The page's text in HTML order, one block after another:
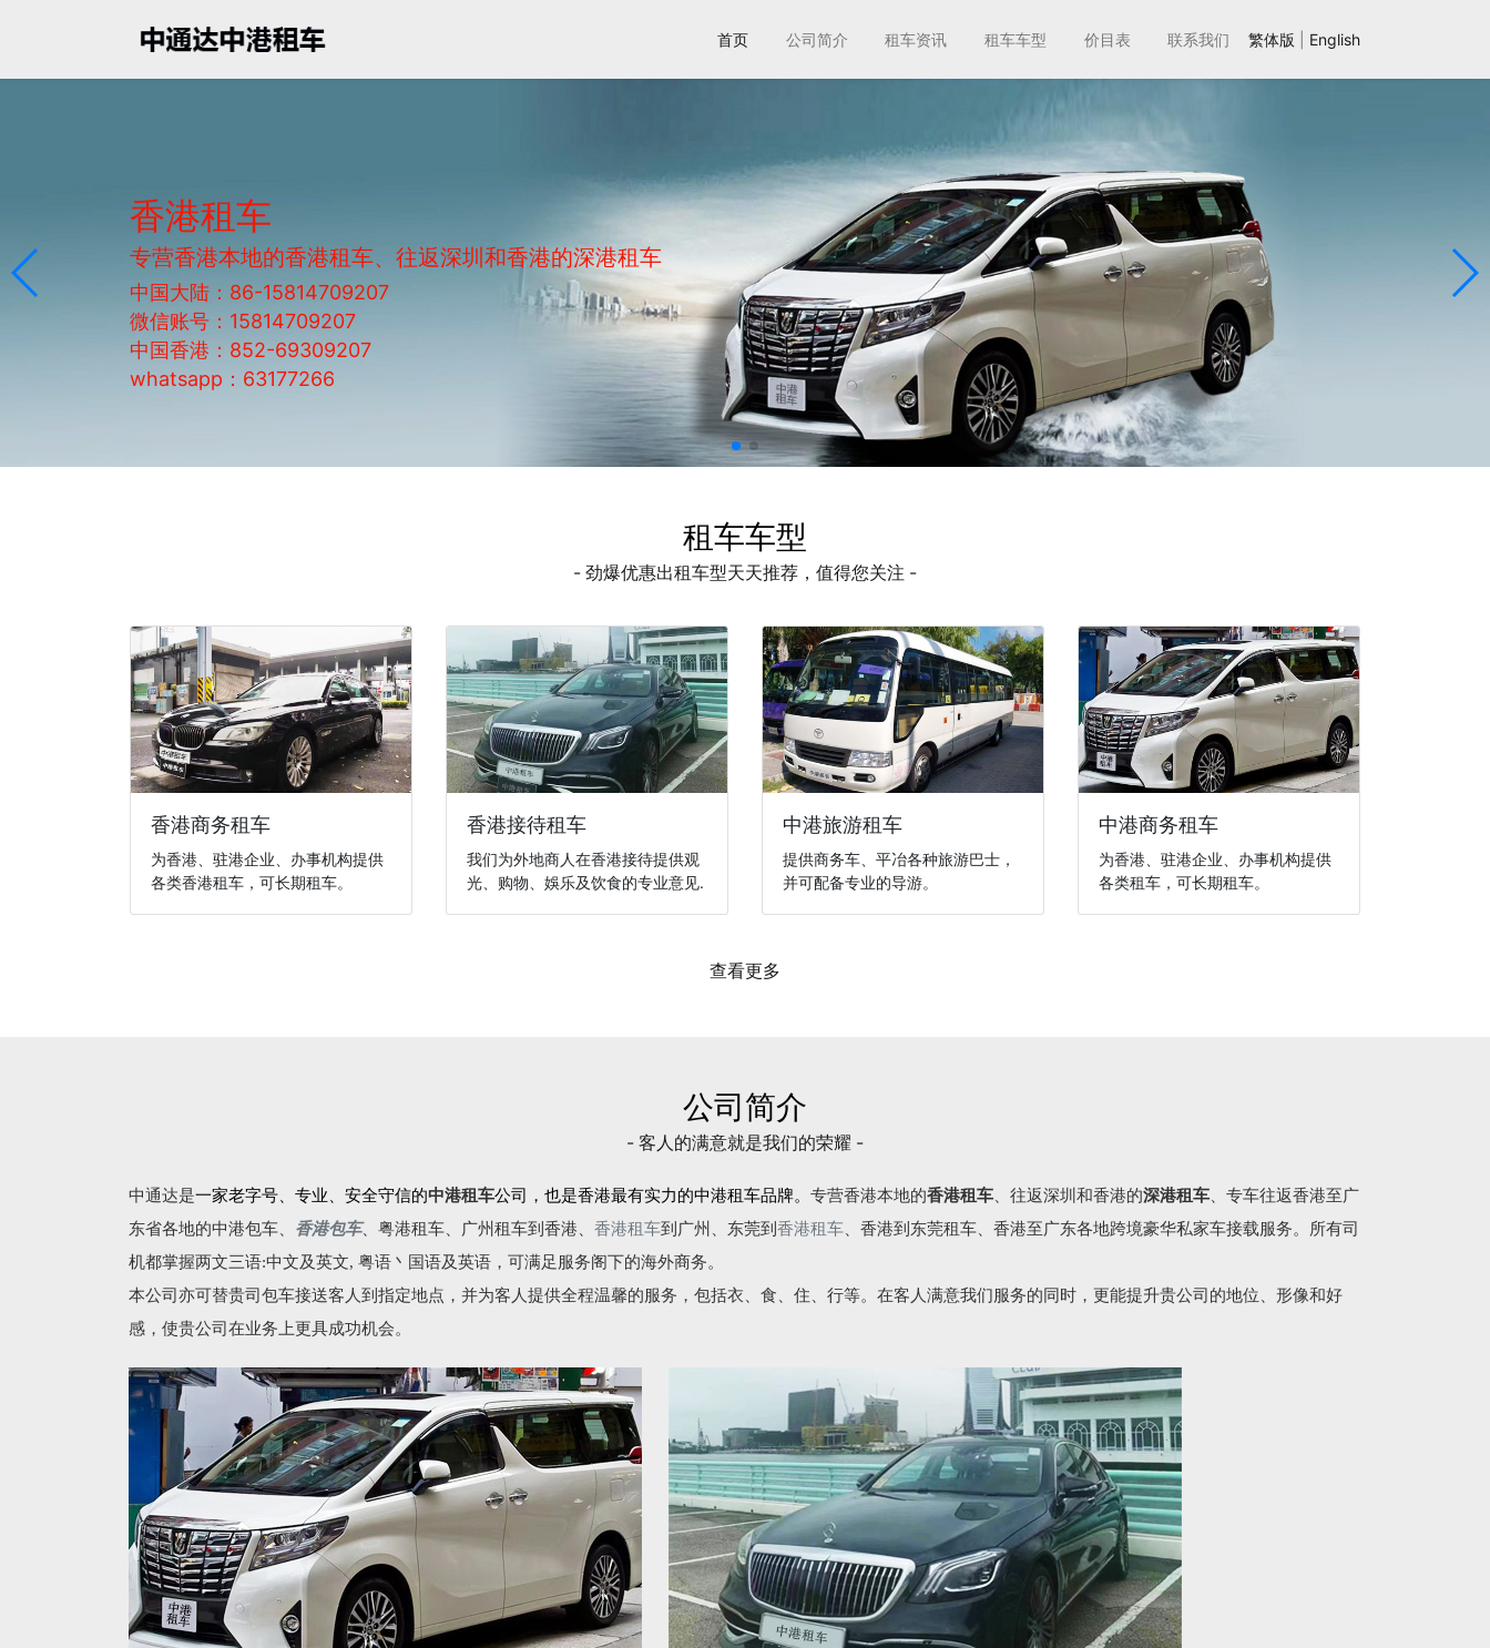
首页 公司简介 租车资讯 租车车型 价目表 联系我们 繁体版 English
香港租车
专营香港本地的香港租车、往返深圳和香港的深港租车
中国大陆：86-15814709207
微信账号：15814709207
中国香港：852-69309207
whatsapp：63177266
租车车型
- 劲爆优惠出租车型天天推荐，值得您关注 -
香港商务租车
为香港、驻港企业、办事机构提供
各类香港租车，可长期租车。
香港接待租车
我们为外地商人在香港接待提供观
光、购物、娛乐及饮食的专业意见.
中港旅游租车
提供商务车、平冶各种旅游巴士，
并可配备专业的导游。
中港商务租车
为香港、驻港企业、办事机构提供
各类租车，可长期租车。
查看更多
公司简介
- 客人的满意就是我们的荣耀 -
中通达是一家老字号、专业、安全守信的中港租车公司，也是香港最有实力的中港租车品牌。 专营香港本地的香港租车 、往返深圳和香港的深港租车 、专车往返香港至广
东省各地的中港包车 香港包车、 粤港租车 、广州租车到香港、 香港租车到广州、东莞到 香港租车 、香港到东莞租车、香港至广东各地跨境豪华私家车接载服务。所有司
机都掌握两文三语:中文及英文, 粤语丶国语及英语，可满足服务阁下的海外商务。
本公司亦可替贵司包车接送客人到指定地点，并为客人提供全程温馨的服务，包括衣、食、住、行等。在客人满意我们服务的同时，更能提升贵公司的地位、形像和好
感，使贵公司在业务上更具成功机会。